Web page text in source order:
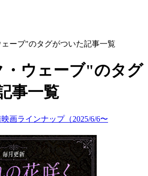
ーブ"のタグがついた記事一覧
ウェーブ"のタグ
事一覧
映画ラインナップ（2025/6/6〜